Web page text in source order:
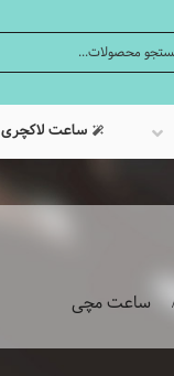
ساعت لاکچری
ساعت مچی